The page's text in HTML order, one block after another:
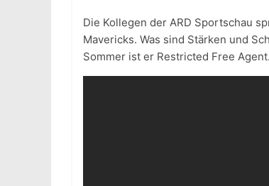
Die Kollegen der ARD Sportschau
Mavericks. Was sind Stärken und
Sommer ist er Restricted Free Agent.